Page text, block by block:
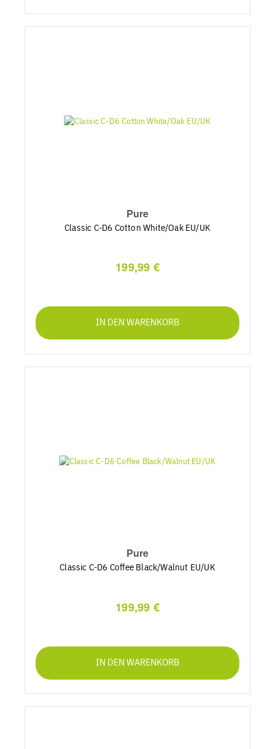
Pure
Classic C-D6 Cotton White/Oak EU/UK
199,99 €
IN DEN WARENKORB
Pure
Classic C-D6 Coffee Black/Walnut EU/UK
199,99 €
IN DEN WARENKORB